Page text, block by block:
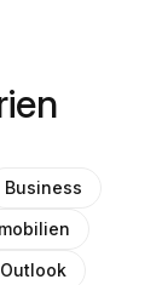
Business
Outlook